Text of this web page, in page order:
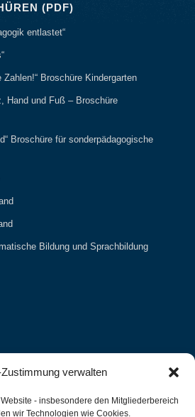
verwalten
- insbesondere den Mitgliederbereich
wir Technologien wie Cookies.
(PDF)
entlastet“
Broschüre Kindergarten
Hand und Fuß – Broschüre
Broschüre für sonderpädagogische
Bildung und Sprachbildung